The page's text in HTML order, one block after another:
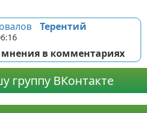
Терентий
в комментариях
группу ВКонтакте